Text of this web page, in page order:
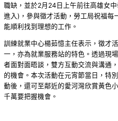
職缺，並於2月24日上午前往高雄女
進入)，參與徵才活動，勞工局祝福每
能順利找到理想的工作。
訓練就業中心楊茹憶主任表示，徵才
一，亦為就業服務站的特色。透過現
者面對面晤談，雙方互動交流與溝通
的機會。本次活動在元宵節當日，特
動後，還可至鄰近的愛河灣欣賞黃色
千萬要把握機會。